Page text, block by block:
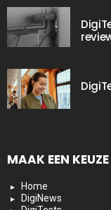
MAAK EEN KEUZE
Home
DigiNews